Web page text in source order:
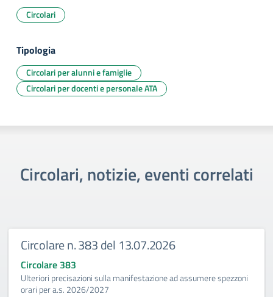
Circolari
Tipologia
Circolari per alunni e famiglie
Circolari per docenti e personale ATA
Circolari, notizie, eventi correlati
Circolare n. 383 del 13.07.2026
Circolare 383
Ulteriori precisazioni sulla manifestazione ad assumere spezzoni
orari per a.s. 2026/2027